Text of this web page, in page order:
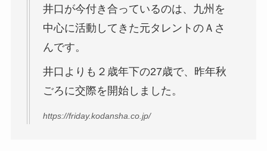
井口が今付き合っているのは、九州を
中心に活動してきた元タレントのＡさ
んです。
井口よりも２歳年下の27歳で、昨年秋
ごろに交際を開始しました。
https://friday.kodansha.co.jp/